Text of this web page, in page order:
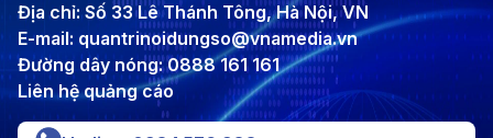
Địa chỉ: Số 33 Lê Thánh Tông, Hà Nội, VN
E-mail: quantrinoidungso@vnamedia.vn
Đường dây nóng: 0888 161 161
Liên hệ quảng cáo